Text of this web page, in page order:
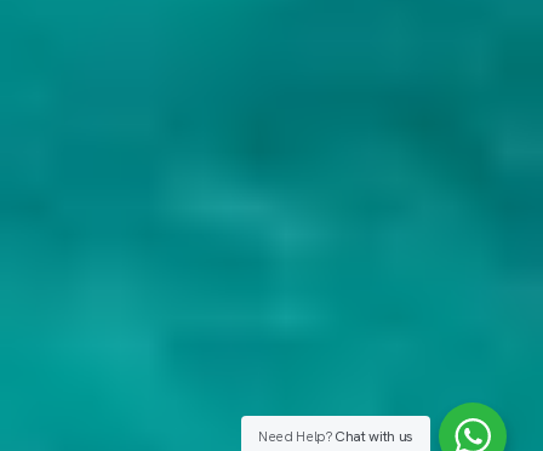
Need Help?Chat with us